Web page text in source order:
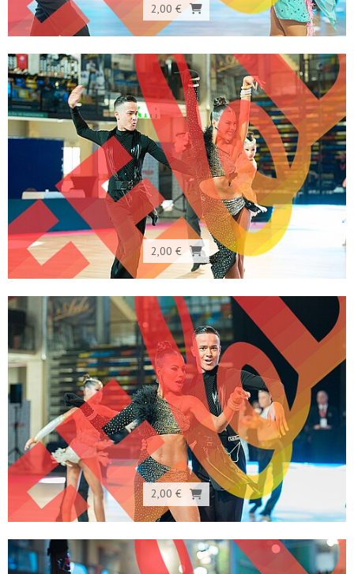
2,00 €
2,00 €
2,00 €